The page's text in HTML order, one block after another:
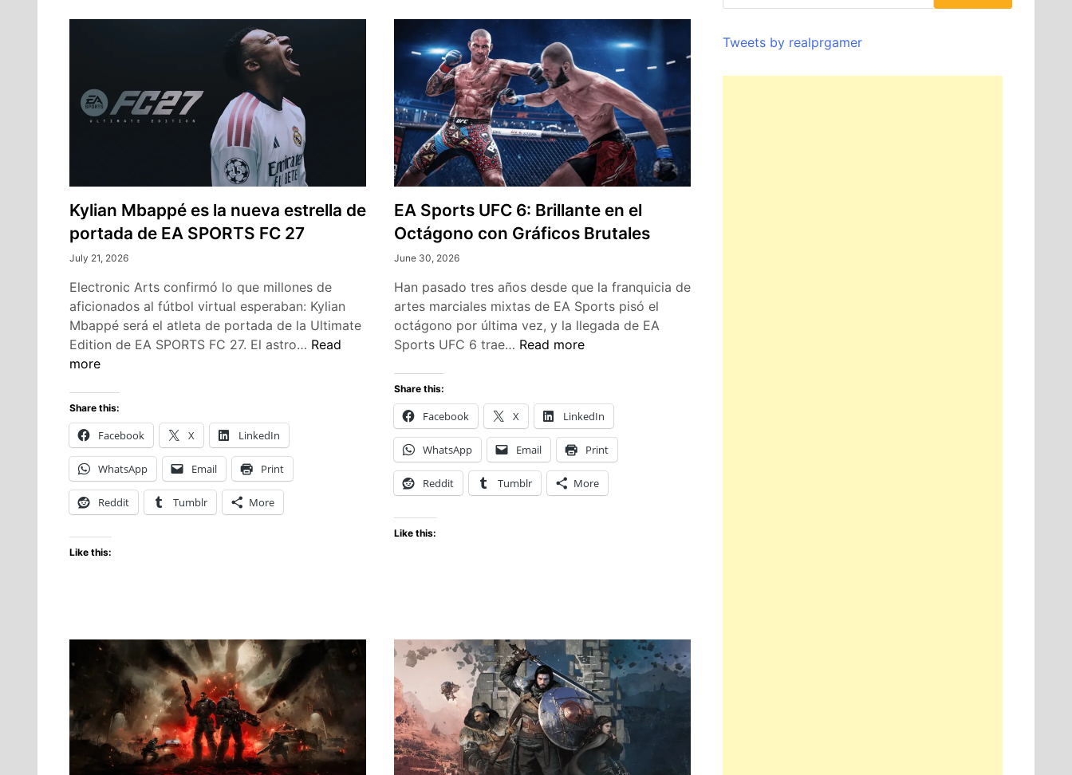
Kylian Mbappé es la nueva estrella de
portada de EA SPORTS FC 27
July 21, 2026
Electronic Arts confirmó lo que millones de
aficionados al fútbol virtual esperaban: Kylian
Mbappé será el atleta de portada de la Ultimate
Edition de EA SPORTS FC 27. El astro… Kylian
Read
more
Share this:
Facebook X LinkedIn
WhatsApp Email Print
Reddit Tumblr More
Like this:
EA Sports UFC 6: Brillante en el
Octágono con Gráficos Brutales
June 30, 2026
Han pasado tres años desde que la franquicia de
artes marciales mixtas de EA Sports pisó el
octágono por última vez, y la llegada de EA
Sports UFC 6 trae… EA
6:
Brillante
en
el
Octágono
con
Read more
Share this:
Facebook X LinkedIn
WhatsApp Email Print
Reddit Tumblr More
Like this:
Tweets by realprgamer